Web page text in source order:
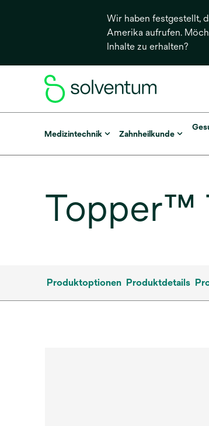
Wir haben festgestellt,
Amerika aufrufen.
Inhalte zu erhalten?
Medizintechnik Zahnheilkunde
Topper™
Produktoptionen Produktdetails